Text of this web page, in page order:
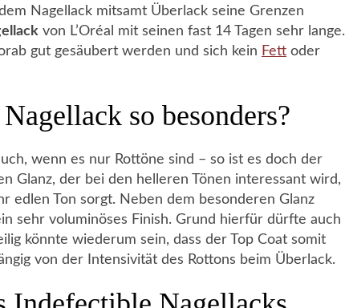
Nagellack mitsamt Überlack seine Grenzen
von L’Oréal mit seinen fast 14 Tagen sehr lange.
gut gesäubert werden und sich kein Fett oder
so besonders?
wenn es nur Rottöne sind – so ist es doch der
Glanz, der bei den helleren Tönen interessant wird,
edlen Ton sorgt. Neben dem besonderen Glanz
sehr voluminöses Finish. Grund hierfür dürfte auch
könnte wiederum sein, dass der Top Coat somit
von der Intensivität des Rottons beim Überlack.